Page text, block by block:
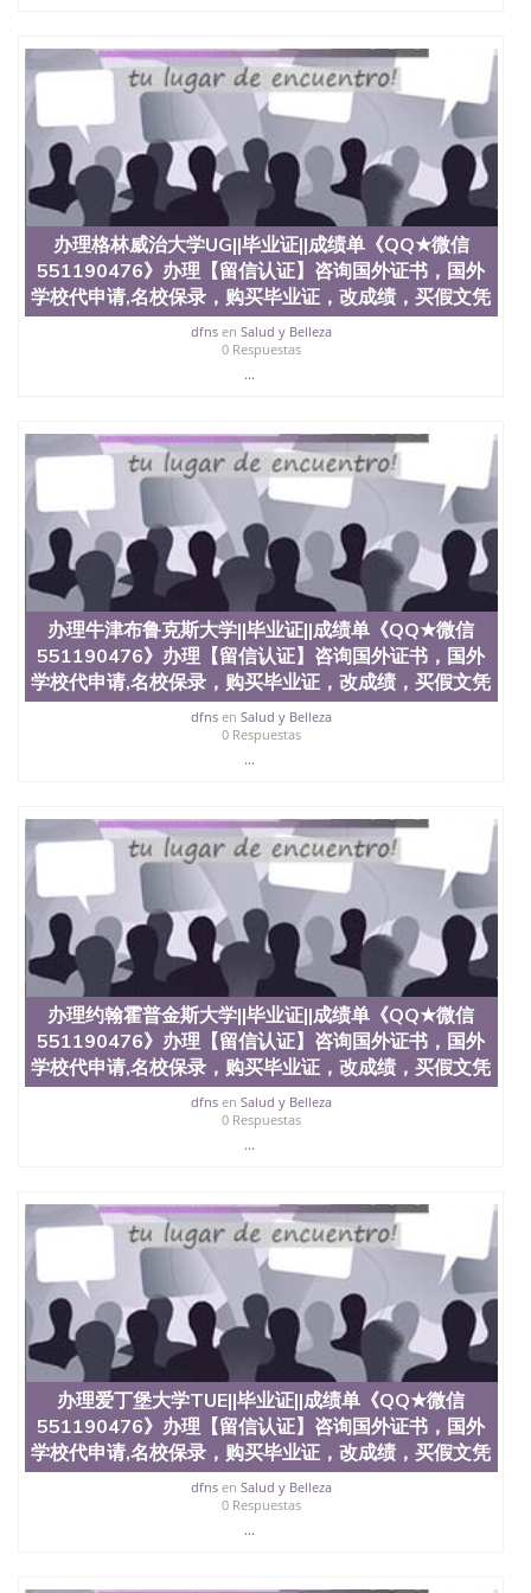
办理格林威治大学UG||毕业证||成绩单《QQ★微信
551190476》办理【留信认证】咨询国外证书，国外
学校代申请,名校保录，购买毕业证，改成绩，买假文凭
dfnsen Salud y Belleza
0 Respuestas
...
办理牛津布鲁克斯大学||毕业证||成绩单《QQ★微信
551190476》办理【留信认证】咨询国外证书，国外
学校代申请,名校保录，购买毕业证，改成绩，买假文凭
dfnsen Salud y Belleza
0 Respuestas
...
办理约翰霍普金斯大学||毕业证||成绩单《QQ★微信
551190476》办理【留信认证】咨询国外证书，国外
学校代申请,名校保录，购买毕业证，改成绩，买假文凭
dfnsen Salud y Belleza
0 Respuestas
...
办理爱丁堡大学TUE||毕业证||成绩单《QQ★微信
551190476》办理【留信认证】咨询国外证书，国外
学校代申请,名校保录，购买毕业证，改成绩，买假文凭
dfnsen Salud y Belleza
0 Respuestas
...